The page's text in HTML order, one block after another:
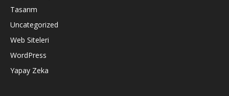
Tasarım
Uncategorized
Web Siteleri
WordPress
Yapay Zeka